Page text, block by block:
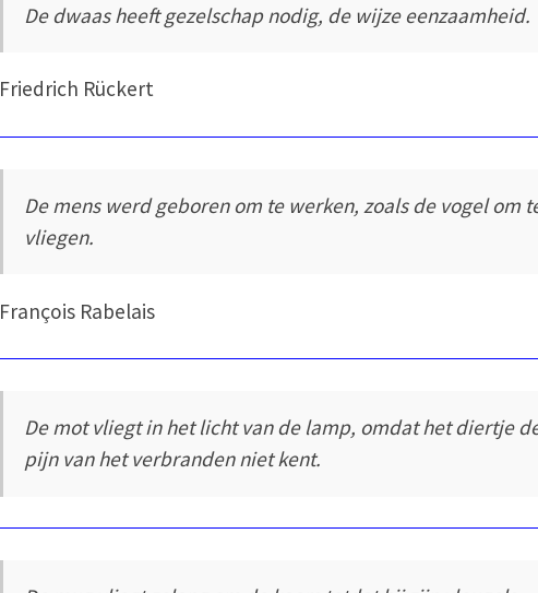
De dwaas heeft gezelschap nodig, de wijze eenzaamheid.
Friedrich Rückert
De mens werd geboren om te werken, zoals de vogel om
vliegen.
François Rabelais
De mot vliegt in het licht van de lamp, omdat het diertje
pijn van het verbranden niet kent.